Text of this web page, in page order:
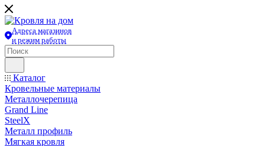
Адреса магазинов
и режим работы
Каталог
Кровельные материалы
Металлочерепица
Grand Line
SteelX
Металл профиль
Мягкая кровля